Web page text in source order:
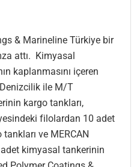
& Marineline Türkiye bir
attı. Kimyasal
kaplanmasını içeren
ile M/T
kargo tankları,
filolardan 10 adet
ve MERCAN
kimyasal tankerinin